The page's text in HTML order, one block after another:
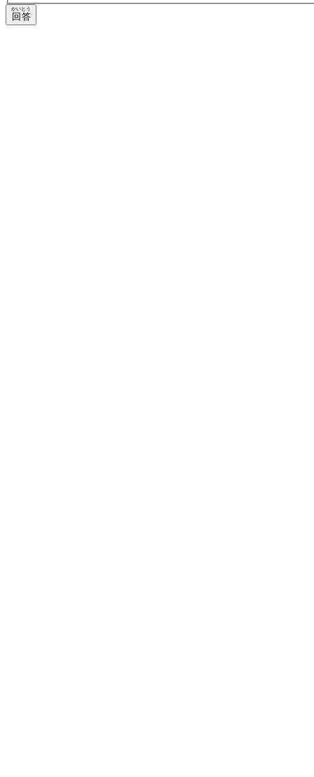
回答
かいとう